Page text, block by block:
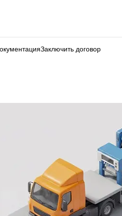
Заключить договор